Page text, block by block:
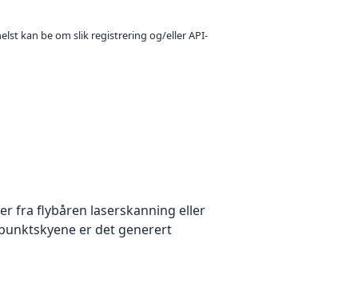
kan be om slik registrering og/eller API-
fra flybåren laserskanning eller
er det generert